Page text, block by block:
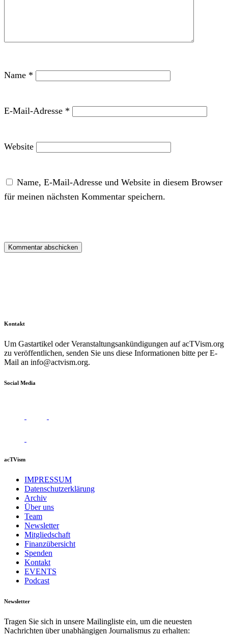
Name *
E-Mail-Adresse *
Website
Name, E-Mail-Adresse und Website in diesem Browser
für meinen nächsten Kommentar speichern.
Kontakt
Um Gastartikel oder Veranstaltungsankündigungen auf acTVism.org
zu veröffentlichen, senden Sie uns diese Informationen bitte per E-
Mail an info@actvism.org.
Social Media
acTVism
IMPRESSUM
Datenschutzerklärung
Archiv
Über uns
Team
Newsletter
Mitgliedschaft
Finanzübersicht
Spenden
Kontakt
EVENTS
Podcast
Newsletter
Tragen Sie sich in unsere Mailingliste ein, um die neuesten
Nachrichten über unabhängigen Journalismus zu erhalten: